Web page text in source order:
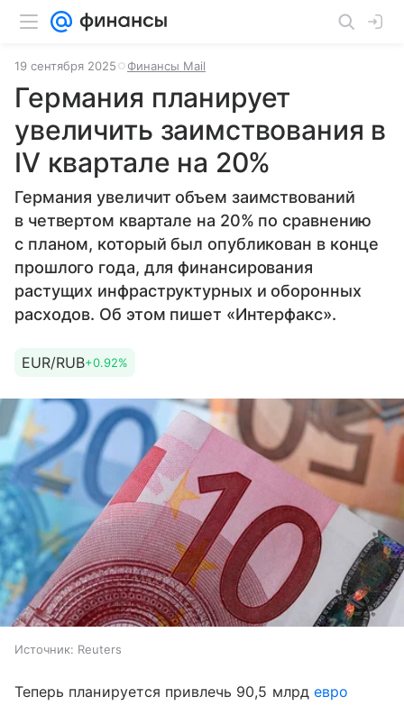
19 сентября 2025 Финансы Mail
Германия планирует
увеличить заимствования в
IV квартале на 20%
Германия увеличит объем заимствований
в четвертом квартале на 20% по сравнению
с планом, который был опубликован в конце
прошлого года, для финансирования
растущих инфраструктурных и оборонных
расходов. Об этом пишет «Интерфакс».
EUR/RUB+0.92%
Источник: Reuters
Теперь планируется привлечь 90,5 млрд евро